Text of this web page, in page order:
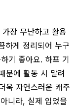
가장 무난하고 활용
하게 정리되어 누구
기 좋아요. 하프 기
문에 활동 시 말려
욱 자연스러운 캐주
니라, 실제 입었을